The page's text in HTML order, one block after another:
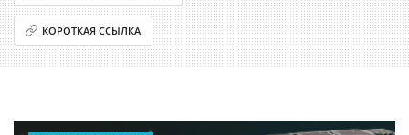
КОРОТКАЯ ССЫЛКА